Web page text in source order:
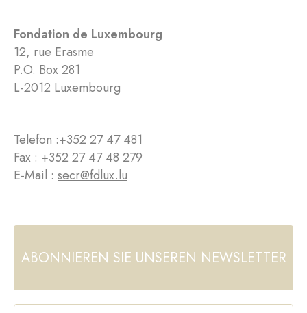
Fondation de Luxembourg
12, rue Erasme
P.O. Box 281
L-2012 Luxembourg
Telefon :+352 27 47 481
Fax : +352 27 47 48 279
E-Mail : secr@fdlux.lu
ABONNIEREN SIE UNSEREN NEWSLETTER